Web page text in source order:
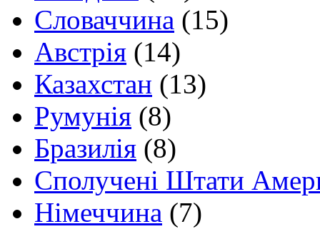
Словаччина (15)
Австрія (14)
Казахстан (13)
Румунія (8)
Бразилія (8)
Сполучені Штати
Німеччина (7)